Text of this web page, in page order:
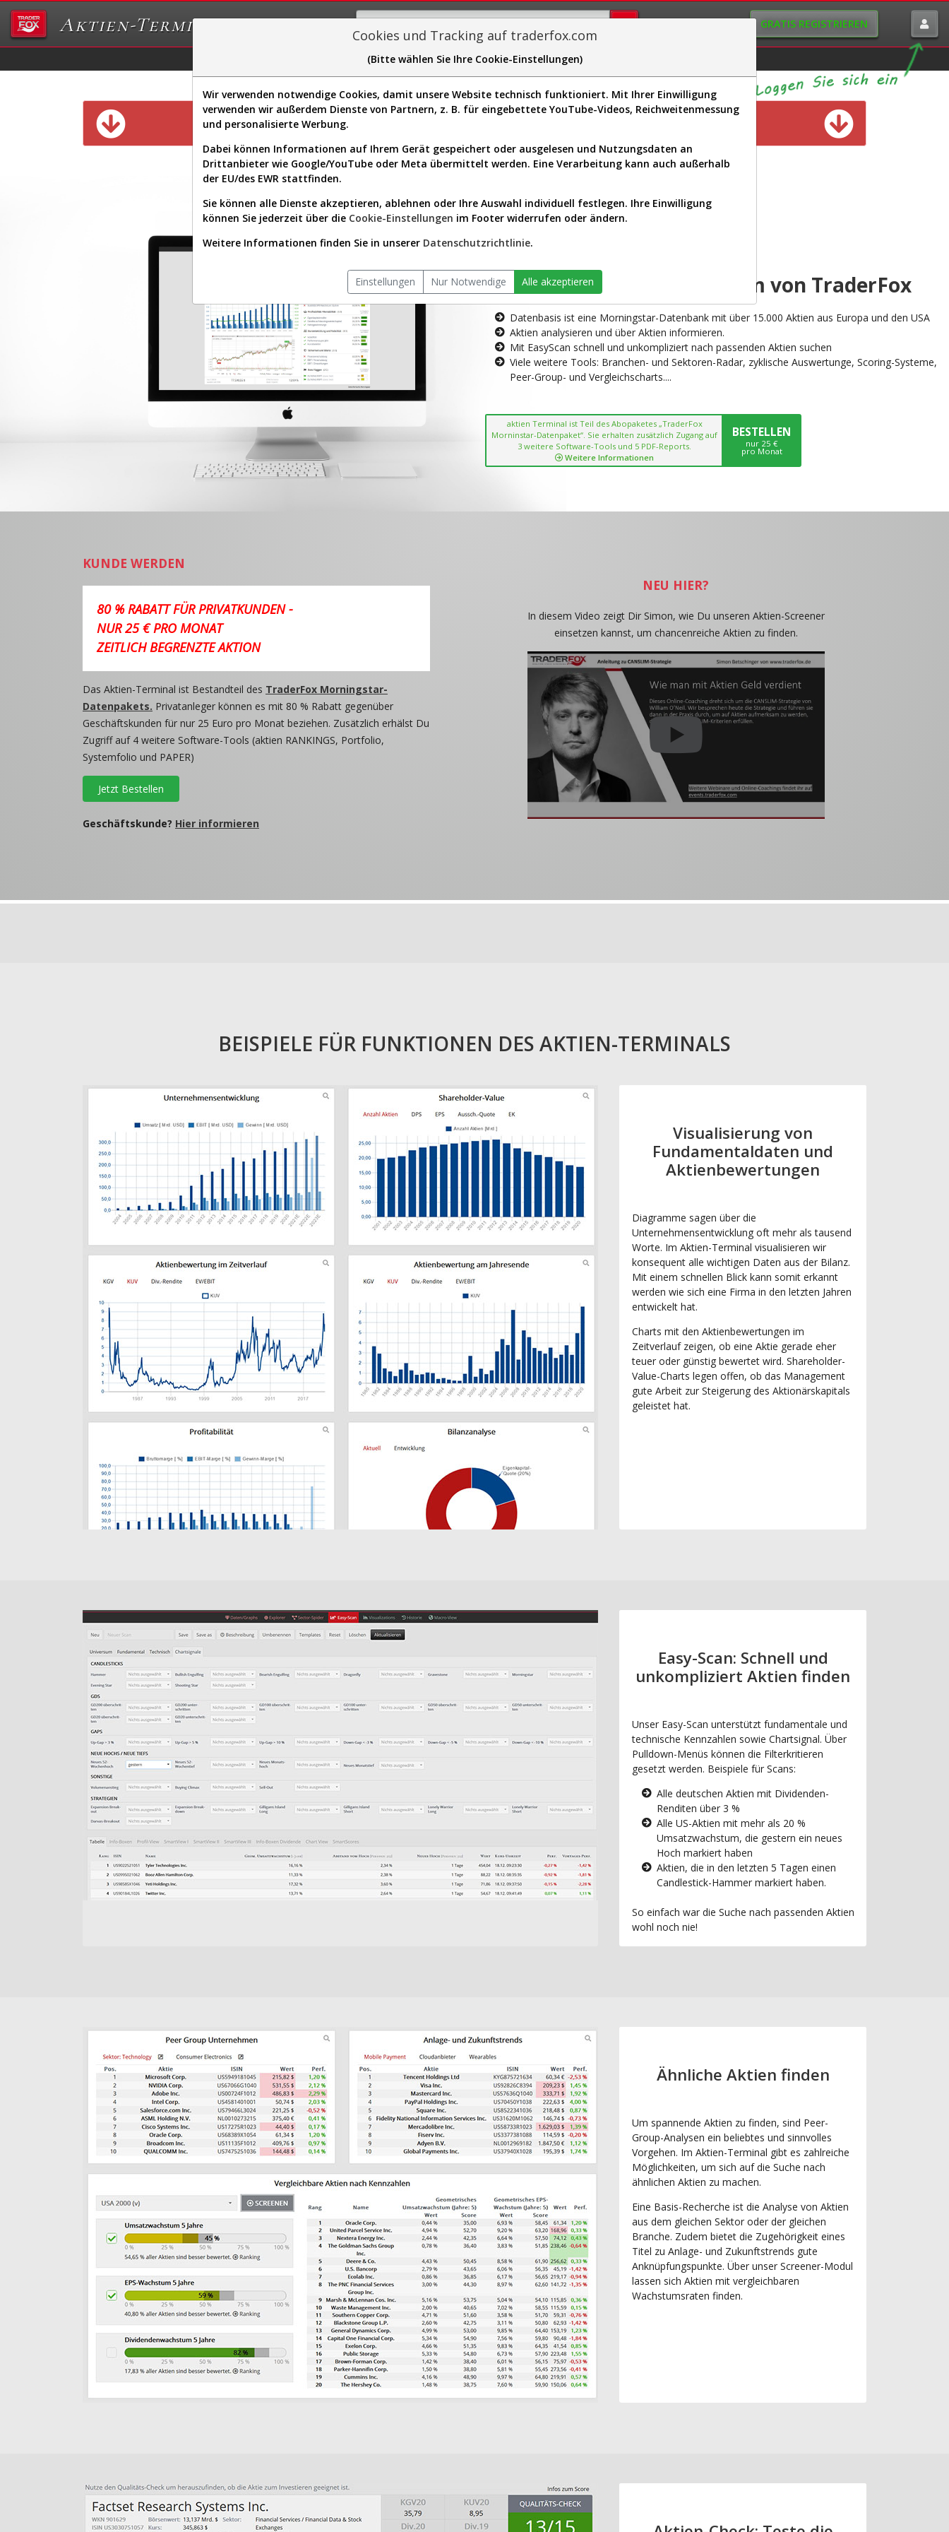
Aktien-Terminal GRATIS REGISTRIEREN
Sector-Spider Easy-Scan Visualizations
Diese Funktion ist nur für Premium-Kunden verfügbar
AKTIEN-TERMINAL
Die Aktienanalyse-Plattform von TraderFox
Datenbasis ist eine Morningstar-Datenbank mit über 15.000 Aktien aus Europa und den USA
Aktien analysieren und über Aktien informieren.
Mit EasyScan schnell und unkompliziert nach passenden Aktien suchen
Viele weitere Tools: Branchen- und Sektoren-Radar, zyklische Auswertunge, Scoring-Systeme,
Peer-Group- und Vergleichscharts....
aktien Terminal ist Teil des Abopaketes „TraderFox
Morninstar-Datenpaket“. Sie erhalten zusätzlich Zugang auf
3 weitere Software-Tools und 5 PDF-Reports.
Weitere Informationen
BESTELLEN
nur 25 €
pro Monat
KUNDE WERDEN
80 % RABATT FÜR PRIVATKUNDEN -
NUR 25 € PRO MONAT
ZEITLICH BEGRENZTE AKTION
Das Aktien-Terminal ist Bestandteil des TraderFox Morningstar-
Datenpakets. Privatanleger können es mit 80 % Rabatt gegenüber
Geschäftskunden für nur 25 Euro pro Monat beziehen. Zusätzlich erhälst Du
Zugriff auf 4 weitere Software-Tools (aktien RANKINGS, Portfolio,
Systemfolio und PAPER)
Jetzt Bestellen
Geschäftskunde? Hier informieren
NEU HIER?
In diesem Video zeigt Dir Simon, wie Du unseren Aktien-Screener
einsetzen kannst, um chancenreiche Aktien zu finden.
BEISPIELE FÜR FUNKTIONEN DES AKTIEN-TERMINALS
Visualisierung von
Fundamentaldaten und
Aktienbewertungen
Diagramme sagen über die
Unternehmensentwicklung oft mehr als tausend
Worte. Im Aktien-Terminal visualisieren wir
konsequent alle wichtigen Daten aus der Bilanz.
Mit einem schnellen Blick kann somit erkannt
werden wie sich eine Firma in den letzten Jahren
entwickelt hat.
Charts mit den Aktienbewertungen im
Zeitverlauf zeigen, ob eine Aktie gerade eher
teuer oder günstig bewertet wird. Shareholder-
Value-Charts legen offen, ob das Management
gute Arbeit zur Steigerung des Aktionärskapitals
geleistet hat.
Easy-Scan: Schnell und
unkompliziert Aktien finden
Unser Easy-Scan unterstützt fundamentale und
technische Kennzahlen sowie Chartsignal. Über
Pulldown-Menüs können die Filterkritieren
gesetzt werden. Beispiele für Scans:
Alle deutschen Aktien mit Dividenden-
Renditen über 3 %
Alle US-Aktien mit mehr als 20 %
Umsatzwachstum, die gestern ein neues
Hoch markiert haben
Aktien, die in den letzten 5 Tagen einen
Candlestick-Hammer markiert haben.
So einfach war die Suche nach passenden Aktien
wohl noch nie!
Ähnliche Aktien finden
Um spannende Aktien zu finden, sind Peer-
Group-Analysen ein beliebtes und sinnvolles
Vorgehen. Im Aktien-Terminal gibt es zahlreiche
Möglichkeiten, um sich auf die Suche nach
ähnlichen Aktien zu machen.
Eine Basis-Recherche ist die Analyse von Aktien
aus dem gleichen Sektor oder der gleichen
Branche. Zudem bietet die Zugehörigkeit eines
Titel zu Anlage- und Zukunftstrends gute
Anknüpfungspunkte. Über unser Screener-Modul
lassen sich Aktien mit vergleichbaren
Wachstumsraten finden.
Cookies und Tracking auf traderfox.com
(Bitte wählen Sie Ihre Cookie-Einstellungen)
Wir verwenden notwendige Cookies, damit unsere Website technisch funktioniert. Mit Ihrer Einwilligung
verwenden wir außerdem Dienste von Partnern, z. B. für eingebettete YouTube-Videos, Reichweitenmessung
und personalisierte Werbung.
Dabei können Informationen auf Ihrem Gerät gespeichert oder ausgelesen und Nutzungsdaten an
Drittanbieter wie Google/YouTube oder Meta übermittelt werden. Eine Verarbeitung kann auch außerhalb
der EU/des EWR stattfinden.
Sie können alle Dienste akzeptieren, ablehnen oder Ihre Auswahl individuell festlegen. Ihre Einwilligung
können Sie jederzeit über die Cookie-Einstellungen im Footer widerrufen oder ändern.
Weitere Informationen finden Sie in unserer Datenschutzrichtlinie.
Einstellungen Nur Notwendige Alle akzeptieren